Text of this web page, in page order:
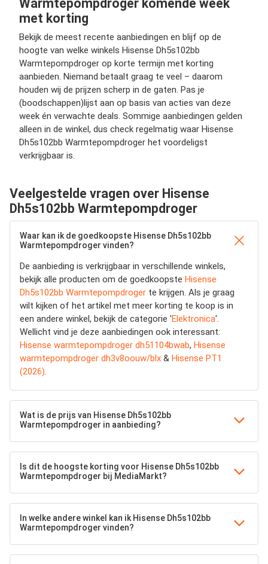
Warmtepompdroger komende week
met korting
Bekijk de meest recente aanbiedingen en blijf op de
hoogte van welke winkels Hisense Dh5s102bb
Warmtepompdroger op korte termijn met korting
aanbieden. Niemand betaalt graag te veel – daarom
houden wij de prijzen scherp in de gaten. Pas je
(boodschappen)lijst aan op basis van acties van deze
week én verwachte deals. Sommige aanbiedingen gelden
alleen in de winkel, dus check regelmatig waar Hisense
Dh5s102bb Warmtepompdroger het voordeligst
verkrijgbaar is.
Veelgestelde vragen over Hisense
Dh5s102bb Warmtepompdroger
Waar kan ik de goedkoopste Hisense Dh5s102bb
Warmtepompdroger vinden?
De aanbieding is verkrijgbaar in verschillende winkels,
bekijk alle producten om de goedkoopste Hisense
Dh5s102bb Warmtepompdroger te krijgen. Als je graag
wilt kijken of het artikel met meer korting te koop is in
een andere winkel, bekijk de categorie 'Elektronica'.
Wellicht vind je deze aanbiedingen ook interessant:
Hisense warmtepompdroger dh51104bwab, Hisense
warmtepompdroger dh3v8oouw/blx & Hisense PT1
(2026).
Wat is de prijs van Hisense Dh5s102bb
Warmtepompdroger in aanbieding?
Is dit de hoogste korting voor Hisense Dh5s102bb
Warmtepompdroger bij MediaMarkt?
In welke andere winkel kan ik Hisense Dh5s102bb
Warmtepompdroger vinden?